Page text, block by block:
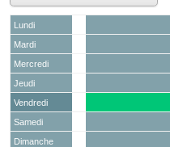
Lundi
Mardi
Mercredi
Jeudi
Vendredi
Samedi
Dimanche